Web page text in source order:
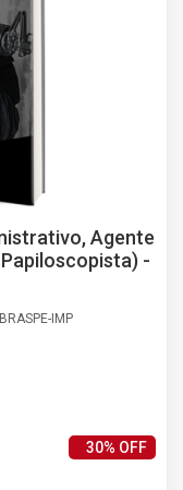
Agente
-
IMP
30% OFF